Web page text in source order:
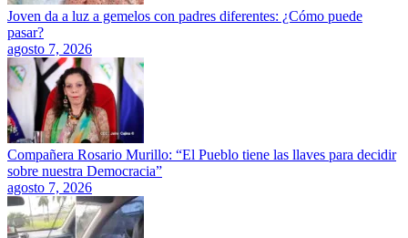
Joven da a luz a gemelos con padres diferentes: ¿Cómo puede
pasar?
agosto 7, 2026
Compañera Rosario Murillo: “El Pueblo tiene las llaves para decidir
sobre nuestra Democracia”
agosto 7, 2026